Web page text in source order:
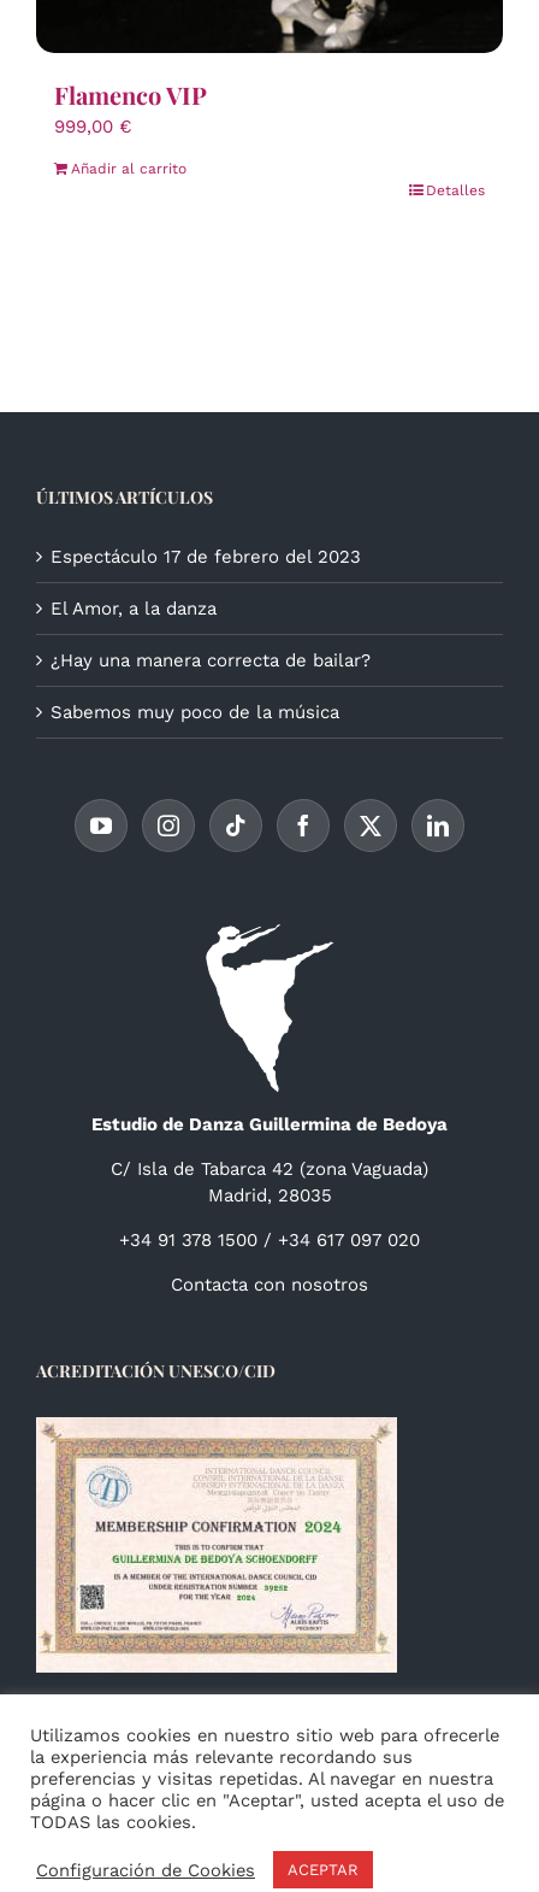
Flamenco VIP
999,00 €
Añadir al carrito
Detalles
ÚLTIMOS ARTÍCULOS
Espectáculo 17 de febrero del 2023
El Amor, a la danza
¿Hay una manera correcta de bailar?
Sabemos muy poco de la música
Estudio de Danza Guillermina de Bedoya
C/ Isla de Tabarca 42 (zona Vaguada)
Madrid, 28035
+34 91 378 1500 / +34 617 097 020
Contacta con nosotros
ACREDITACIÓN UNESCO/CID
© Copyright 2014 -
Cookies|Français
Utilizamos cookies en nuestro sitio web para ofrecerle
la experiencia más relevante recordando sus
preferencias y visitas repetidas. Al navegar en nuestra
página o hacer clic en "Aceptar", usted acepta el uso de
TODAS las cookies.
Configuración de Cookies ACEPTAR